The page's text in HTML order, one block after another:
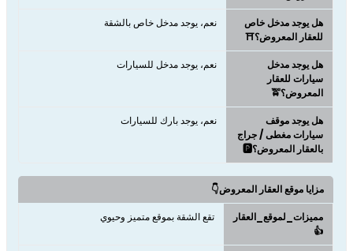
هل يوجد مدخل خاص
للعقار المعروض؟⛩️
نعم، يوجد مدخل خاص بالشقة
هل يوجد مدخل
سيارات للعقار
المعروض؟🚖
نعم، يوجد مدخل للسيارات
هل يوجد موقف
سيارات مغطى / جراج
بالعقار المعروض؟🅿️
نعم، يوجد بارك للسيارات
مزايا موقع العقار المعروض👇
مميزات_لموقع_العقار
👍
تقع الشقة بموقع متميز وحيوي